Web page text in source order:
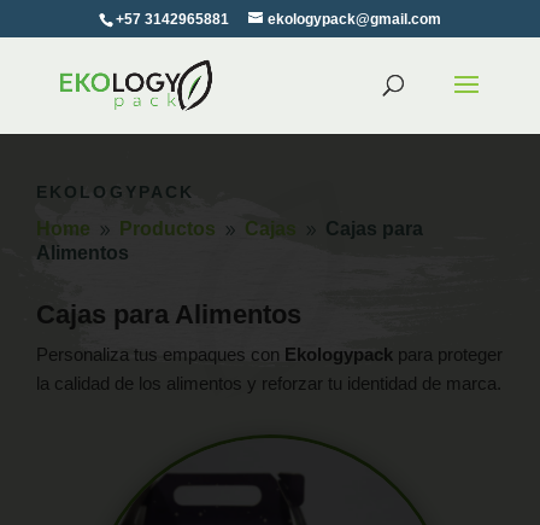
+57 3142965881 ekologypack@gmail.com
EKOLOGYPACK
Home 9 Productos 9 Cajas 9
Cajas para
Alimentos
Cajas para Alimentos
Personaliza tus empaques con Ekologypack para proteger
la calidad de los alimentos y reforzar tu identidad de marca.